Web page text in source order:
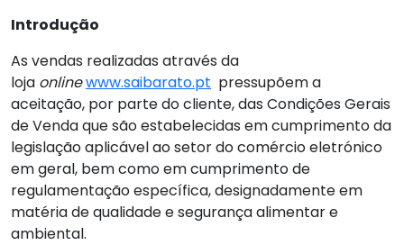
Introdução
As vendas realizadas através da
loja onlinewww.saibarato.pt pressupõem a
aceitação, por parte do cliente, das Condições Gerais
de Venda que são estabelecidas em cumprimento da
legislação aplicável ao setor do comércio eletrónico
em geral, bem como em cumprimento de
regulamentação específica, designadamente em
matéria de qualidade e segurança alimentar e
ambiental.